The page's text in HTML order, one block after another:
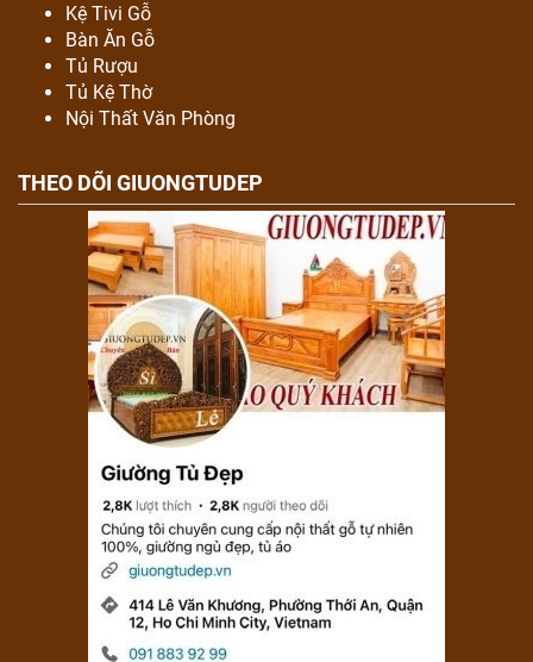
Kệ Tivi Gỗ
Bàn Ăn Gỗ
Tủ Rượu
Tủ Kệ Thờ
Nội Thất Văn Phòng
THEO DÕI GIUONGTUDEP